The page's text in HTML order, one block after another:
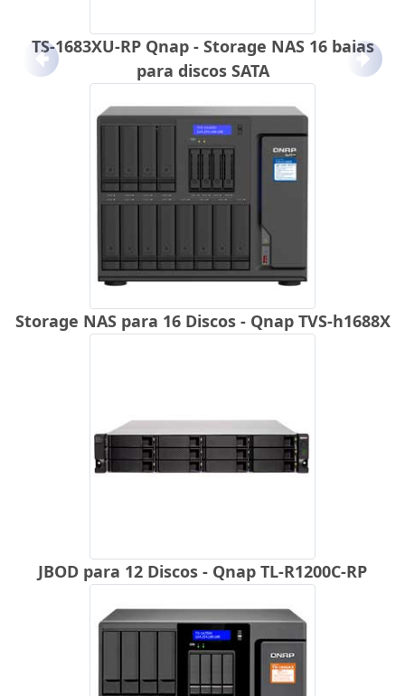
TS-1683XU-RP Qnap - Storage NAS 16 baias
para discos SATA
Storage NAS para 16 Discos - Qnap TVS-h1688X
JBOD para 12 Discos - Qnap TL-R1200C-RP
Anterior